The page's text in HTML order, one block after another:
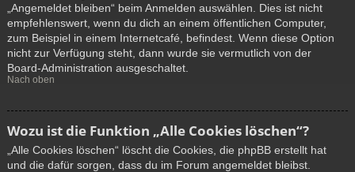
„Angemeldet bleiben“ beim Anmelden auswählen. Dies ist nicht
empfehlenswert, wenn du dich an einem öffentlichen Computer,
zum Beispiel in einem Internetcafé, befindest. Wenn diese Option
nicht zur Verfügung steht, dann wurde sie vermutlich von der
Board-Administration ausgeschaltet.
Nach oben
Wozu ist die Funktion „Alle Cookies löschen“?
„Alle Cookies löschen“ löscht die Cookies, die phpBB erstellt hat
und die dafür sorgen, dass du im Forum angemeldet bleibst.